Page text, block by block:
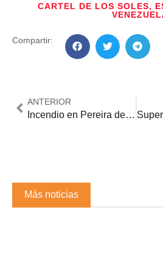
CARTEL DE LOS SOLES,
Compartir:
ANTERIOR
Incendio en Pereira dejó 35 familias damnificadas
Más noticias